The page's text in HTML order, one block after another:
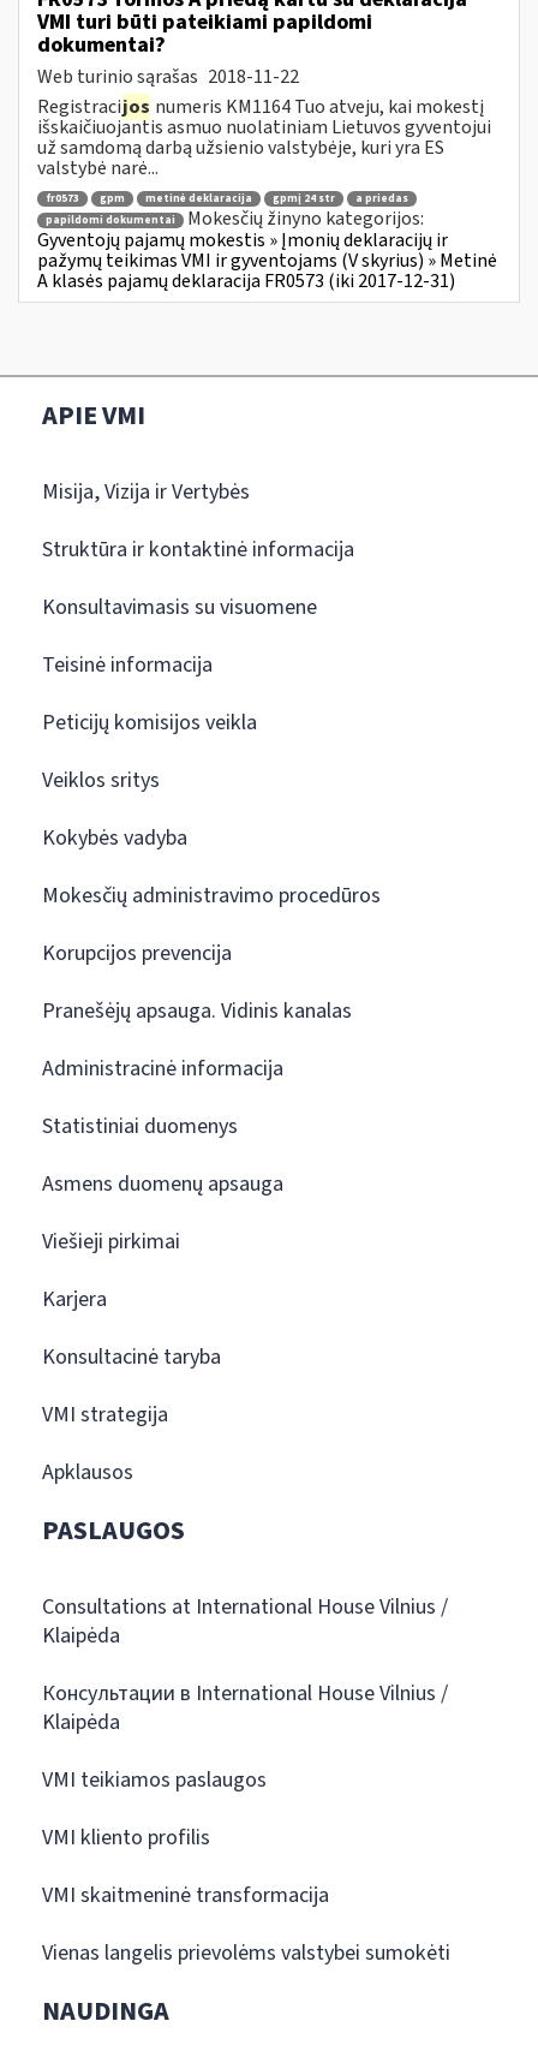
VMI turi būti pateikiami papildomi
dokumentai?
Web turinio sąrašas 2018-11-22
Registracijos numeris KM1164 Tuo atveju, kai mokestį
išskaičiuojantis asmuo nuolatiniam Lietuvos gyventojui
už samdomą darbą užsienio valstybėje, kuri yra ES
valstybė narė...
fr0573 gpm metinė deklaracija gpmį 24 str
a priedas
papildomi dokumentai
Mokesčių žinyno kategorijos:
Gyventojų pajamų mokestis » Įmonių deklaracijų ir
pažymų teikimas VMI ir gyventojams (V skyrius) » Metinė
A klasės pajamų deklaracija FR0573 (iki 2017-12-31)
APIE VMI
Misija, Vizija ir Vertybės
Struktūra ir kontaktinė informacija
Konsultavimasis su visuomene
Teisinė informacija
Peticijų komisijos veikla
Veiklos sritys
Kokybės vadyba
Mokesčių administravimo procedūros
Korupcijos prevencija
Pranešėjų apsauga. Vidinis kanalas
Administracinė informacija
Statistiniai duomenys
Asmens duomenų apsauga
Viešieji pirkimai
Karjera
Konsultacinė taryba
VMI strategija
Apklausos
PASLAUGOS
Consultations at International House Vilnius /
Klaipėda
Консультации в International House Vilnius /
Klaipėda
VMI teikiamos paslaugos
VMI kliento profilis
VMI skaitmeninė transformacija
Vienas langelis prievolėms valstybei sumokėti
NAUDINGA